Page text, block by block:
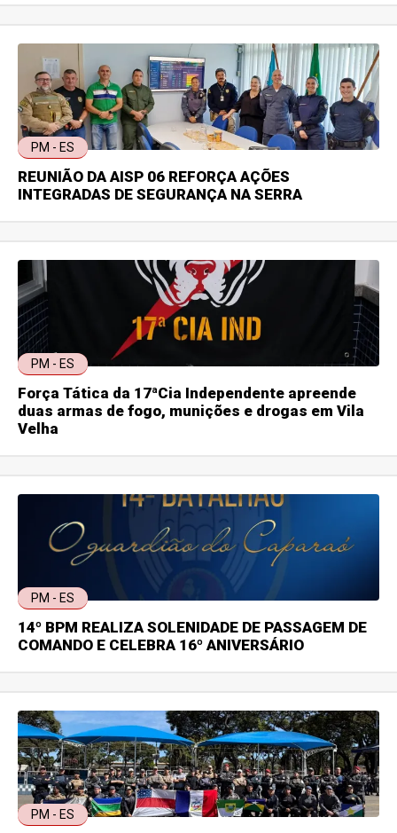
PM - ES
REUNIÃO DA AISP 06 REFORÇA AÇÕES
INTEGRADAS DE SEGURANÇA NA SERRA
PM - ES
Força Tática da 17ªCia Independente apreende
duas armas de fogo, munições e drogas em Vila
Velha
PM - ES
14º BPM REALIZA SOLENIDADE DE PASSAGEM DE
COMANDO E CELEBRA 16º ANIVERSÁRIO
PM - ES